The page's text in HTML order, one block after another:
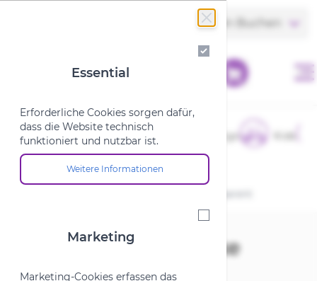
Termin Buchen
E-Bikes Fahrräder Cargo
Startseite
XLC Fahrradglocke
DD-M12 blau
Essential
Essential
Erforderliche Cookies sorgen dafür,
dass die Website technisch
funktioniert und nutzbar ist.
Weitere InformationenÜber die Cookie-Gruppe "Essential"
Marketing
Marketing
Marketing-Cookies erfassen das